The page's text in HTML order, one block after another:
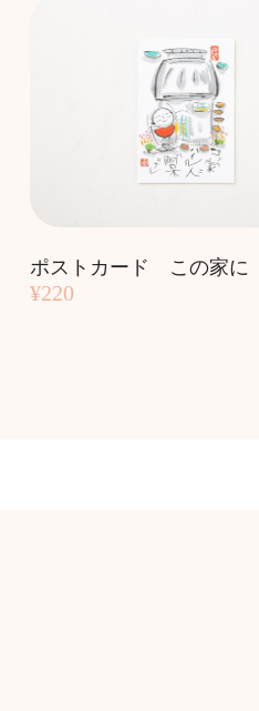
ポストカード この家に
¥220